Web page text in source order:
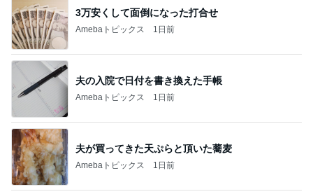
3万安くして面倒になった打合せ
Amebaトピックス 1日前
夫の入院で日付を書き換えた手帳
Amebaトピックス 1日前
夫が買ってきた天ぷらと頂いた蕎麦
Amebaトピックス 1日前